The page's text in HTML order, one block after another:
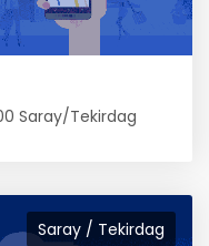
Saray/Tekirdag
Saray / Tekirdag